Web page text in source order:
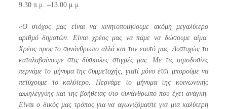
9.30 π.μ. –13.00 μ.μ.
«Ο στόχος μας είναι να κινητοποιήσουμε ακόμη μεγαλύτερο
αριθμό δημοτών. Είναι χρέος μας να πάμε να δώσουμε αίμα.
Χρέος προς το συνάνθρωπο αλλά και τον εαυτό μας. Δυστυχώς το
καταλαβαίνουμε στις δύσκολες στιγμές μας. Με τις αιμοδοσίες
περνάμε το μήνυμα της συμμετοχής, γιατί μόνο έτσι μπορούμε να
πετύχουμε το καλύτερο. Περνάμε το μήνυμα της κοινωνικής
αλληλεγγύης και της βοήθειας στο συνάνθρωπο που έχει ανάγκη.
Είναι ο δικός μας τρόπος για να αγωνιζόμαστε για μια καλύτερη